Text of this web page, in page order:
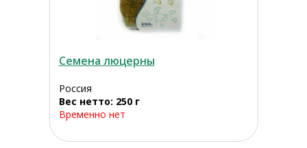
Семена люцерны
Россия
Вес нетто: 250 г
Временно нет